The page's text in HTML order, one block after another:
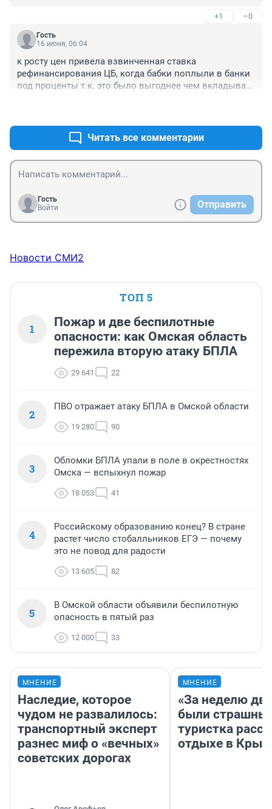
+1 –0
Гость
16 июня, 06:04
к росту цен привела взвинченная ставка
рефинансирования ЦБ, когда бабки поплыли в банки
под проценты т.к. это было выгоднее чем вкладывать
Читать все комментарии
Гость
Войти
Отправить
Новости СМИ2
ТОП 5
1
Пожар и две беспилотные
опасности: как Омская область
пережила вторую атаку БПЛА
29 641 22
2
ПВО отражает атаку БПЛА в Омской области
19 280 90
3
Обломки БПЛА упали в поле в окрестностях
Омска — вспыхнул пожар
18 053 41
4
Российскому образованию конец? В стране
растет число стобалльников ЕГЭ — почему
это не повод для радости
13 605 82
5
В Омской области объявили беспилотную
опасность в пятый раз
12 000 33
МНЕНИЕ
Наследие, которое
чудом не развалилось:
транспортный эксперт
разнес миф о «вечных»
советских дорогах
МНЕНИЕ
«За неделю
были
туристка
отдыхе в